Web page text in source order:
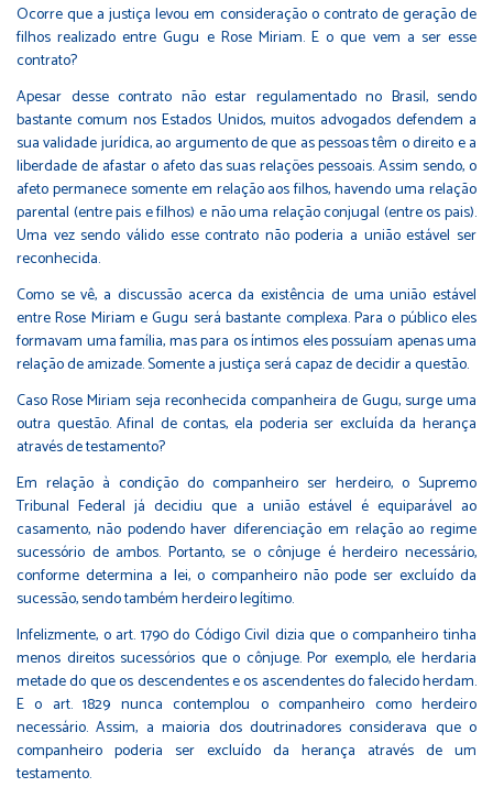
Ocorre que a justiça levou em consideração o contrato de geração de
filhos realizado entre Gugu e Rose Miriam. E o que vem a ser esse
contrato?
Apesar desse contrato não estar regulamentado no Brasil, sendo
bastante comum nos Estados Unidos, muitos advogados defendem a
sua validade jurídica, ao argumento de que as pessoas têm o direito e a
liberdade de afastar o afeto das suas relações pessoais. Assim sendo, o
afeto permanece somente em relação aos filhos, havendo uma relação
parental (entre pais e filhos) e não uma relação conjugal (entre os pais).
Uma vez sendo válido esse contrato não poderia a união estável ser
reconhecida.
Como se vê, a discussão acerca da existência de uma união estável
entre Rose Miriam e Gugu será bastante complexa. Para o público eles
formavam uma família, mas para os íntimos eles possuíam apenas uma
relação de amizade. Somente a justiça será capaz de decidir a questão.
Caso Rose Miriam seja reconhecida companheira de Gugu, surge uma
outra questão. Afinal de contas, ela poderia ser excluída da herança
através de testamento?
Em relação à condição do companheiro ser herdeiro, o Supremo
Tribunal Federal já decidiu que a união estável é equiparável ao
casamento, não podendo haver diferenciação em relação ao regime
sucessório de ambos. Portanto, se o cônjuge é herdeiro necessário,
conforme determina a lei, o companheiro não pode ser excluído da
sucessão, sendo também herdeiro legítimo.
Infelizmente, o art. 1790 do Código Civil dizia que o companheiro tinha
menos direitos sucessórios que o cônjuge. Por exemplo, ele herdaria
metade do que os descendentes e os ascendentes do falecido herdam.
E o art. 1829 nunca contemplou o companheiro como herdeiro
necessário. Assim, a maioria dos doutrinadores considerava que o
companheiro poderia ser excluído da herança através de um
testamento.